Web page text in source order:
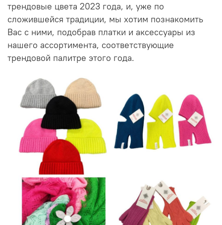
трендовые цвета 2023 года, и, уже по
сложившейся традиции, мы хотим познакомить
Вас с ними, подобрав платки и аксессуары из
нашего ассортимента, соответствующие
трендовой палитре этого года.